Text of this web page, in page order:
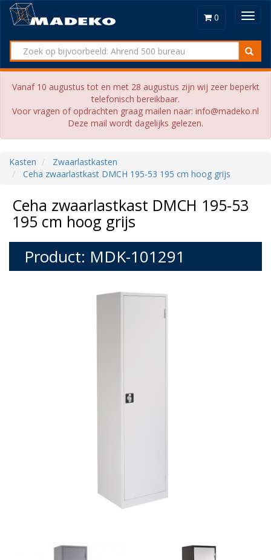
0
Vanaf 10 augustus tot en met 28 augustus zijn wij zeer beperkt
telefonisch bereikbaar.
Voor vragen of opdrachten graag mailen naar: info@madeko.nl
Deze mail wordt dagelijks gelezen.
Kasten
Zwaarlastkasten
Ceha zwaarlastkast DMCH 195-53 195 cm hoog grijs
Ceha zwaarlastkast DMCH 195-53
195 cm hoog grijs
Product: MDK-101291